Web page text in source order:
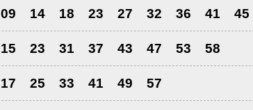
09 14 18 23 27 32 36 41 45
15 23 31 37 43 47 53 58
17 25 33 41 49 57